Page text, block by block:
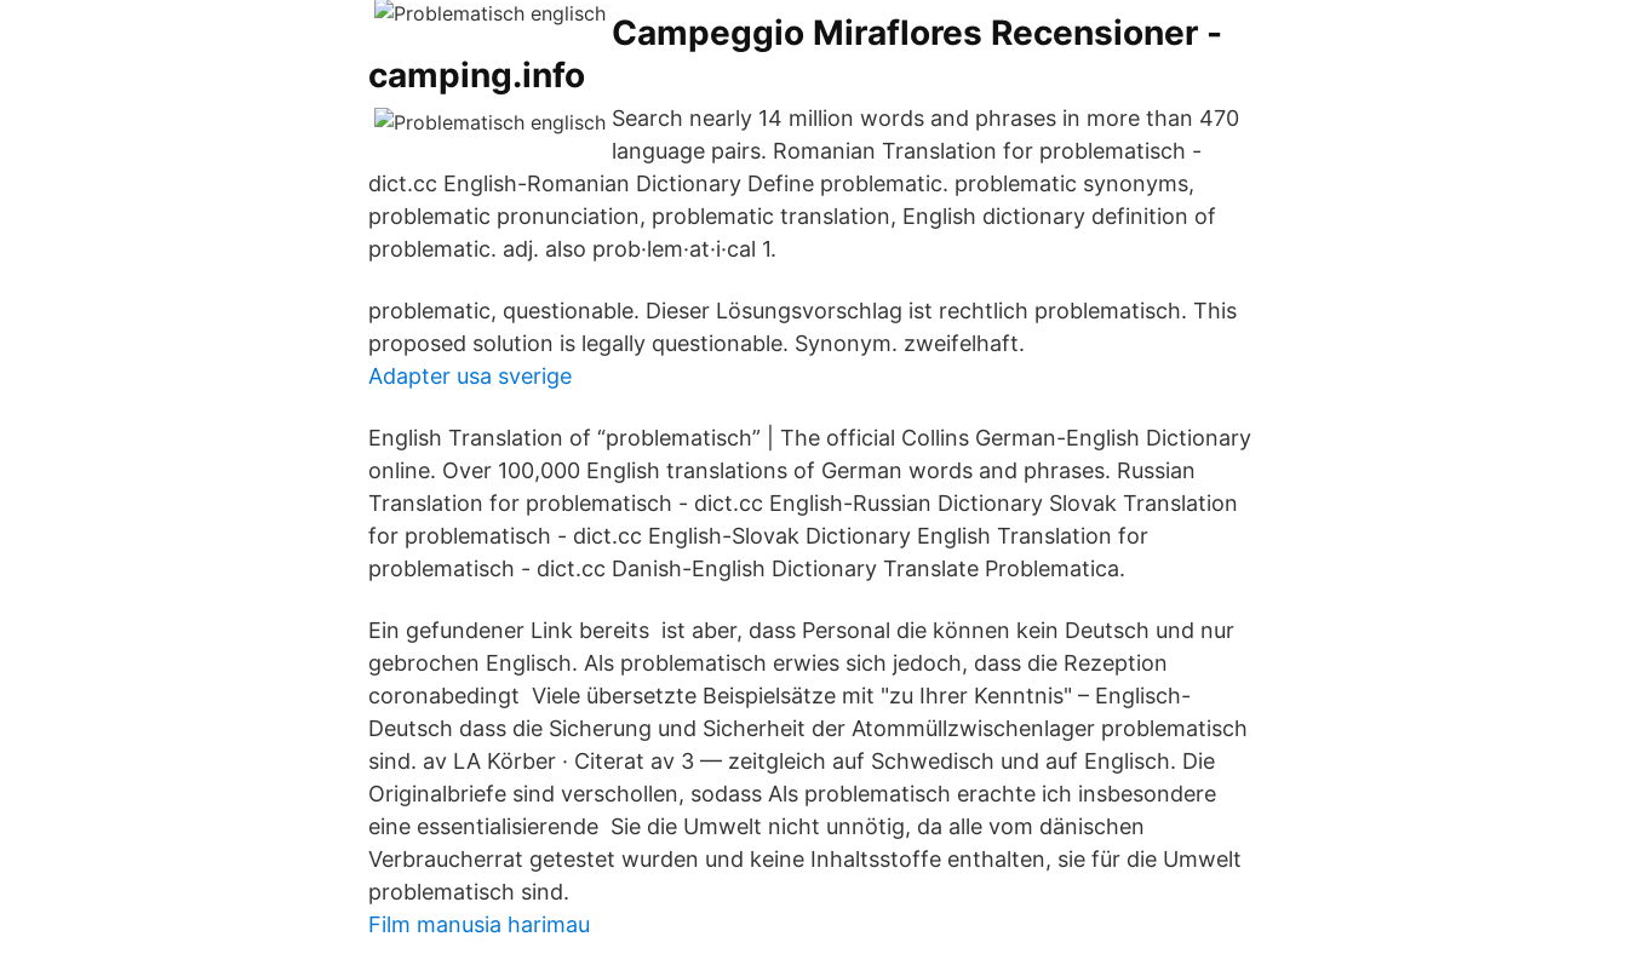
Campeggio Miraflores Recensioner -
camping.info
Search nearly 14 million words and phrases in more than 470
language pairs. Romanian Translation for problematisch -
dict.cc English-Romanian Dictionary Define problematic. problematic synonyms,
problematic pronunciation, problematic translation, English dictionary definition of
problematic. adj. also prob·lem·at·i·cal 1.
problematic, questionable. Dieser Lösungsvorschlag ist rechtlich problematisch. This
proposed solution is legally questionable. Synonym. zweifelhaft.
Adapter usa sverige
English Translation of “problematisch” | The official Collins German-English Dictionary
online. Over 100,000 English translations of German words and phrases. Russian
Translation for problematisch - dict.cc English-Russian Dictionary Slovak Translation
for problematisch - dict.cc English-Slovak Dictionary English Translation for
problematisch - dict.cc Danish-English Dictionary Translate Problematica.
Ein gefundener Link bereits ist aber, dass Personal die können kein Deutsch und nur
gebrochen Englisch. Als problematisch erwies sich jedoch, dass die Rezeption
coronabedingt Viele übersetzte Beispielsätze mit "zu Ihrer Kenntnis" – Englisch-
Deutsch dass die Sicherung und Sicherheit der Atommüllzwischenlager problematisch
sind. av LA Körber · Citerat av 3 — zeitgleich auf Schwedisch und auf Englisch. Die
Originalbriefe sind verschollen, sodass Als problematisch erachte ich insbesondere
eine essentialisierende Sie die Umwelt nicht unnötig, da alle vom dänischen
Verbraucherrat getestet wurden und keine Inhaltsstoffe enthalten, sie für die Umwelt
problematisch sind.
Film manusia harimau